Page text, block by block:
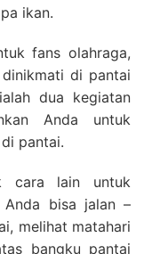
ikan.
fans olahraga,
di pantai
dua kegiatan
Anda untuk
pantai.
cara lain untuk
bisa jalan –
melihat matahari
bangku pantai